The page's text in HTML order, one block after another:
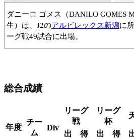
ダニーロ ゴメス（DANILO GOMES
生）は、J2のアルビレックス新潟に
ーグ戦49試合に出場。
AAポンチ プレッタ（ブラジル）
総合成績
年度
チー
ム
Div
リーグ
戦
リーグ
杯
出
得
出
得